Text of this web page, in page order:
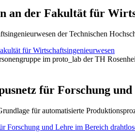
an der Fakultät für
der Technischen
für Wirtschaftsingenieurwesen
für Forschung
für automatisierte
Forschung und Lehre im Bereich